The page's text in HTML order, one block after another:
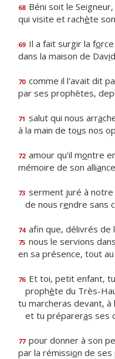
68 Béni soit le
qui visite et rachète
69 Il a fait surgir la fo
dans la maison de Davi
70 comme il l'avait dit
par ses prophètes,
71 salut qui nous arra
à la main de tous nos
72 amour qu'il montre
mémoire de son allia
73 serment juré à notre
de nous rendre sans
74 afin que, délivrés de
75 nous le servions
en sa présence, tout au
76 Et toi, petit enfant,
prophète du Très-
tu marcheras devant, à
et tu prépareras ses
77 pour donner à son
par la rémission de ses